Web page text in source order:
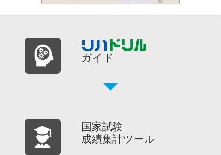
ガイド
国家試験
成績集計ツール